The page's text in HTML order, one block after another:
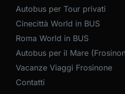
Autobus per Tour privati
Cinecittà World in BUS
Roma World in BUS
Autobus per il Mare
Vacanze Viaggi Frosinone
Contatti